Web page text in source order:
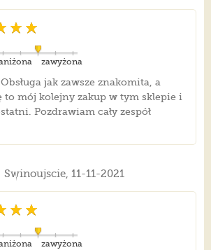
zawyżona
jak zawsze znakomita, a
to mój kolejny zakup w tym sklepie i
Pozdrawiam cały zespół
Swinoujscie, 11-11-2021
zawyżona